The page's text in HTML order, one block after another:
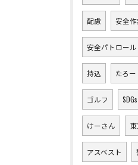
配慮 安全作
安全パトロール
持込 たろー
ゴルフ SDGs
けーさん
アスベスト